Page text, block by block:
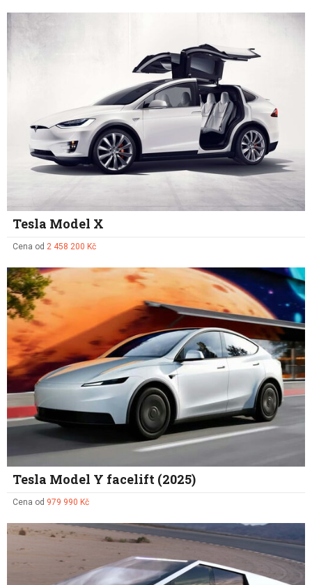
Tesla Model X
Cena od 2 458 200 Kč
Tesla Model Y facelift (2025)
Cena od 979 990 Kč